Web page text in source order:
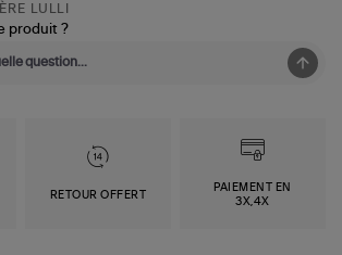
LULLI
produit ?
RETOUR OFFERT
PAIEMENT EN
3X,4X